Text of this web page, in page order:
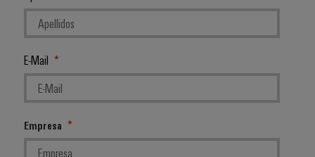
E-Mail
Empresa